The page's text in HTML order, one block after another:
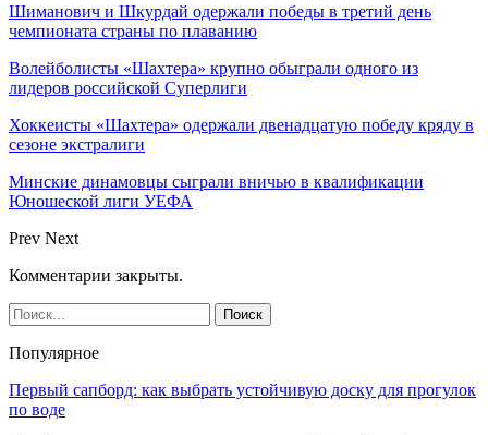
Шиманович и Шкурдай одержали победы в третий день
чемпионата страны по плаванию
Волейболисты «Шахтера» крупно обыграли одного из
лидеров российской Суперлиги
Хоккеисты «Шахтера» одержали двенадцатую победу кряду в
сезоне экстралиги
Минские динамовцы сыграли вничью в квалификации
Юношеской лиги УЕФА
Prev Next
Комментарии закрыты.
Популярное
Первый сапборд: как выбрать устойчивую доску для прогулок
по воде